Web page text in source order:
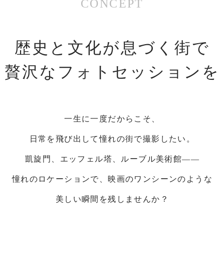
CONCEPT
歴史と文化が息づく街で
贅沢なフォトセッションを
一生に一度だからこそ、
日常を飛び出して憧れの街で撮影したい。
凱旋門、エッフェル塔、ルーブル美術館――
憧れのロケーションで、映画のワンシーンのような
美しい瞬間を残しませんか？